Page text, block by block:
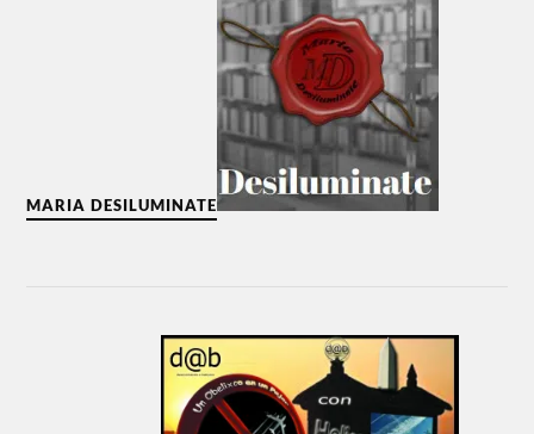
MARIA DESILUMINATE